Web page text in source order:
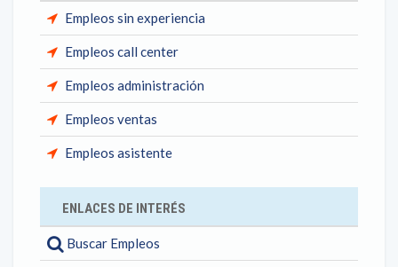
Empleos sin experiencia
Empleos call center
Empleos administración
Empleos ventas
Empleos asistente
ENLACES DE INTERÉS
Buscar Empleos